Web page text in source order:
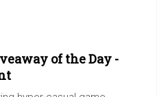
of the Day -